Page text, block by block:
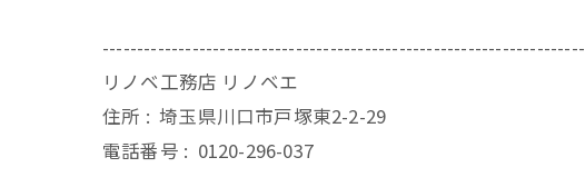
----------------------------------------------------------------------
リノベ工務店 リノベエ
住所 :埼玉県川口市戸塚東2-2-29
電話番号 : 0120-296-037